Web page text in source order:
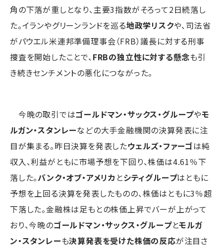
角の下落が重しとなり、主要3指数がそろって2日続落し
た。イランやグリーンランドを巡る地政学リスクや、司法省
がパウエル米連邦準備理事会（FRB）議長に対する刑事
捜査を開始したことで、 FRBの独立性に対する懸念も引
き続きセンチメントの悪化につながった。
今晩の取引ではゴールドマン・サックス・グループやモ
ルガン・スタンレーなどの大手金融機関の決算発表に注
目が集まる。昨日決算を発表したウェルズ・ファーゴは純
収入、利益がともに市場予想を下回り、株価は4.61％下
落した。バンク・オブ・アメリカ とシティグループはともに
予想を上回る決算を発表したものの、株価はともに3％超
下落した。金融株は足もとの株価上昇でバーが上がって
おり、今晩のゴールドマン・サックス・グループとモルガ
ン・スタンレーも決算発表を受けた株価の反応が注目さ